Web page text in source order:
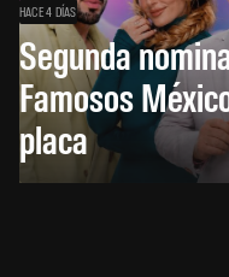
HACE 4 DÍAS
Segunda
Famosos
placa